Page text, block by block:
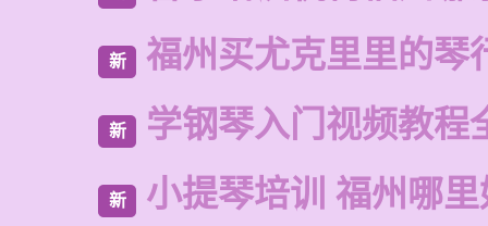
新 福州买尤克里里的琴
新 学钢琴入门视频教程
新 小提琴培训 福州哪